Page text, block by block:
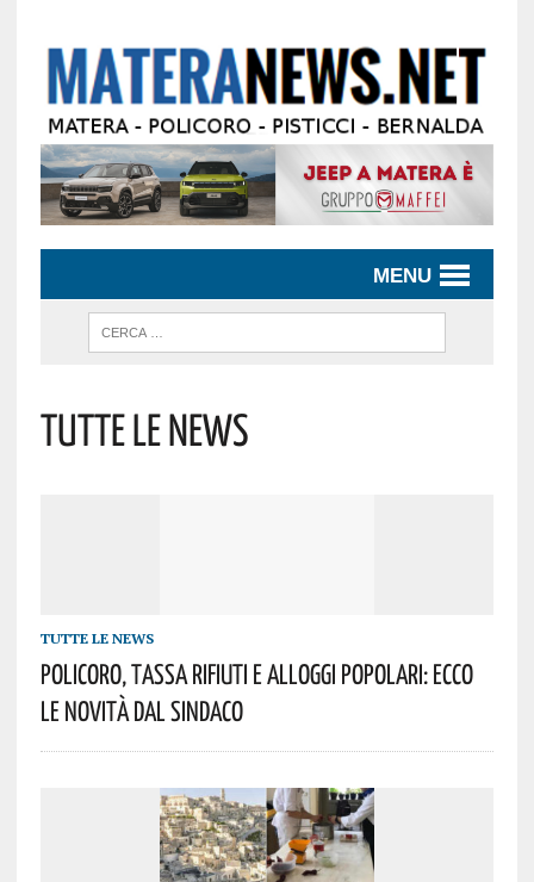
MENU
TUTTE LE NEWS
TUTTE LE NEWS
Policoro, Tassa Rifiuti E Alloggi Popolari: Ecco
Le Novità Dal Sindaco